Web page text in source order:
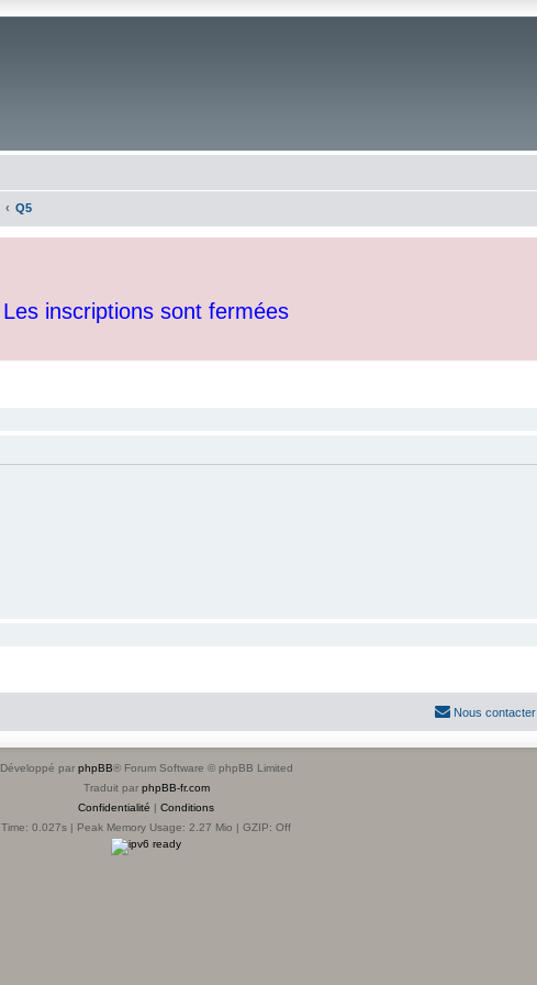
Q5
Les inscriptions sont fermées
Nous contacter
Développé par phpBB® Forum Software © phpBB Limited
Traduit par phpBB-fr.com
Confidentialité | Conditions
Time: 0.027s | Peak Memory Usage: 2.27 Mio | GZIP: Off